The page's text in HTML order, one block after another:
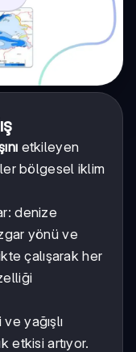
etkileyen
bölgesel iklim
denize
yönü ve
çalışarak her
yağışlı
etkisi artıyor.